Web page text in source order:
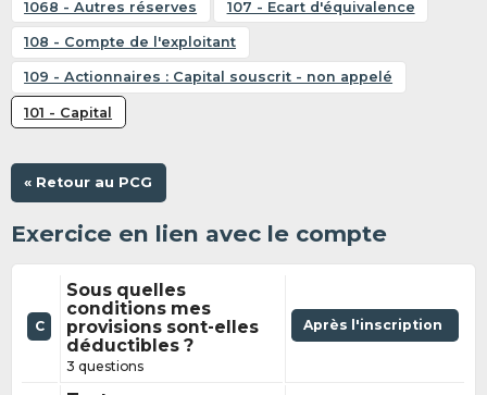
1068 - Autres réserves 107 - Ecart d'équivalence
108 - Compte de l'exploitant
109 - Actionnaires : Capital souscrit - non appelé
101 - Capital
« Retour au PCG
Exercice en lien avec le compte
C
Sous quelles
conditions mes
provisions sont-elles
déductibles ?
3 questions
Après l'inscription